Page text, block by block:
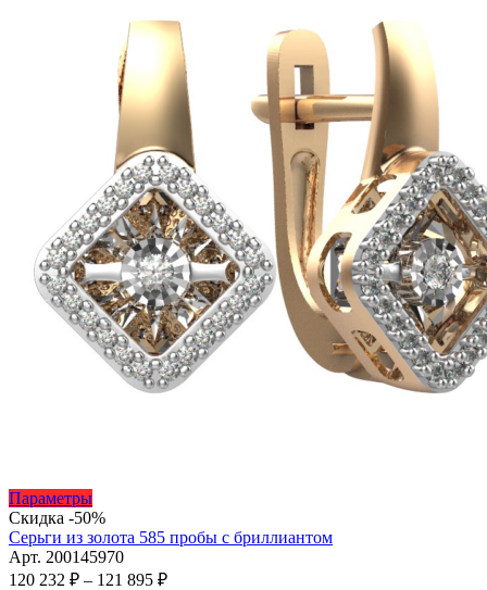
странице
товара.
–
71
680 ₽
ПараметрыЭтот
товар
имеет
несколько
вариаций.
Скидка -50%
Серьги из золота 585 пробы с бриллиантом
Арт. 200145970
120 232 ₽ – 121 895 ₽Диапазон